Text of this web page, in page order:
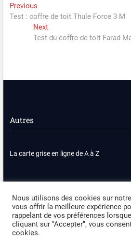
Navigation
de
l’article
PreviousPrevious
post:
Test : coffre de toit Thule Force 3 M
NextNext
post:
Test du coffre de toit Farad
Autres
La carte grise en ligne de A à Z
Nous contacter
Politique de confidentialité
Occasion Automobile
Nous utilisons des cookies sur
vous offrir la meilleure expérience
rappelant de vos préférences
cliquant sur "Accepter", vous
cookies.